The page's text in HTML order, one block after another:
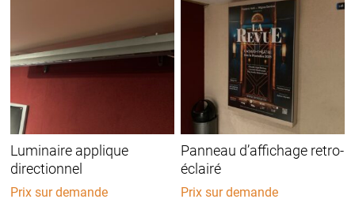
Luminaire applique
directionnel
Prix sur demande
Panneau d’affichage retro-
éclairé
Prix sur demande